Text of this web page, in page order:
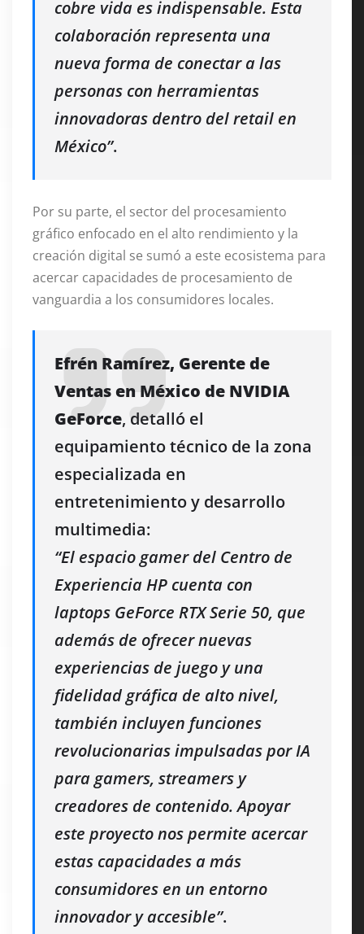
cobre vida es indispensable. Esta
colaboración representa una
nueva forma de conectar a las
personas con herramientas
innovadoras dentro del retail en
México”.
Por su parte, el sector del procesamiento
gráfico enfocado en el alto rendimiento y la
creación digital se sumó a este ecosistema para
acercar capacidades de procesamiento de
vanguardia a los consumidores locales.
Efrén Ramírez, Gerente de
Ventas en México de NVIDIA
GeForce, detalló el
equipamiento técnico de la zona
especializada en
entretenimiento y desarrollo
multimedia:
“El espacio gamer del Centro de
Experiencia HP cuenta con
laptops GeForce RTX Serie 50, que
además de ofrecer nuevas
experiencias de juego y una
fidelidad gráfica de alto nivel,
también incluyen funciones
revolucionarias impulsadas por IA
para gamers, streamers y
creadores de contenido. Apoyar
este proyecto nos permite acercar
estas capacidades a más
consumidores en un entorno
innovador y accesible”.